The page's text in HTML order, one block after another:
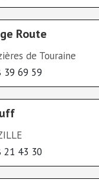
Route
de Touraine
39 69 59
21 43 30